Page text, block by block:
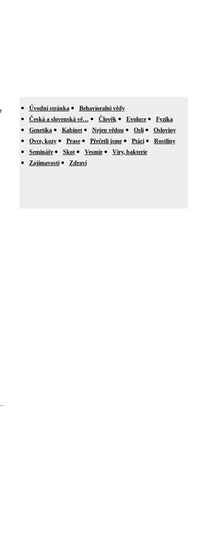
Úvodní stránka
Behavioralni vědy
Česká a slovenská vě…
Člověk Evoluce
Fyzika
Genetika
Kabinet Nejen vědou Osli
Osloviny
Ovce, kozy
Prase Přečetli jsme Ptáci
Rostliny
Semináře
Skot Vesmír
Viry, bakterie
Zajímavosti
Zdraví